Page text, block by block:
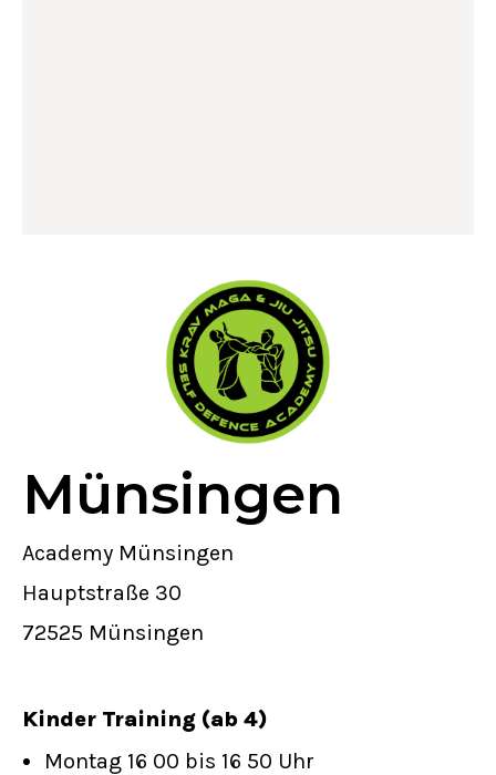
Münsingen
Academy Münsingen
Hauptstraße 30
72525 Münsingen
Kinder Training (ab 4)
Montag 16 00 bis 16 50 Uhr